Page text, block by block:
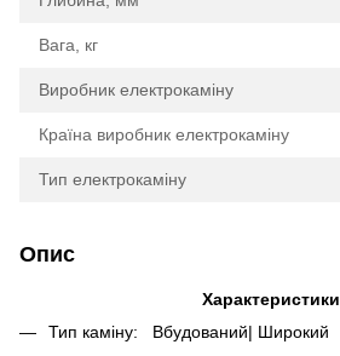
Вага, кг
Виробник електрокаміну
Країна виробник електрокаміну
Тип електрокаміну
Опис
Характеристики
Тип каміну: Вбудований| Широкий